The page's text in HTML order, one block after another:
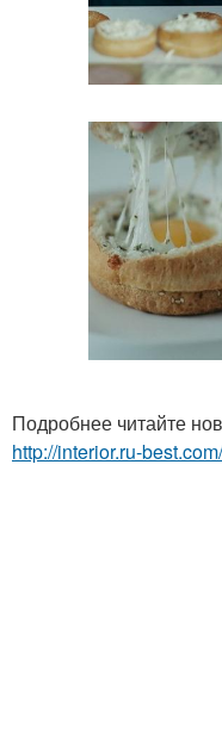
Подробнее читайте
http://interior.ru-